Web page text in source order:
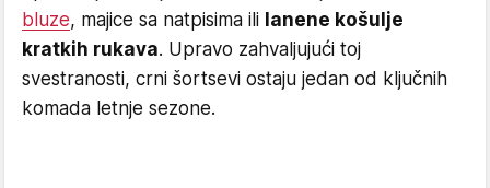
bluze, majice sa natpisima ili lanene košulje
kratkih rukava. Upravo zahvaljujući toj
svestranosti, crni šortsevi ostaju jedan od ključnih
komada letnje sezone.